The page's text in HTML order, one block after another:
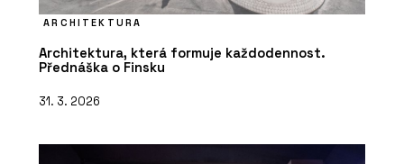
ARCHITEKTURA
Architektura, která formuje každodennost.
Přednáška o Finsku
31. 3. 2026